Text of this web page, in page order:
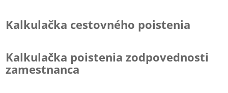
Kalkulačka cestovného poistenia
Kalkulačka poistenia zodpovednosti
zamestnanca